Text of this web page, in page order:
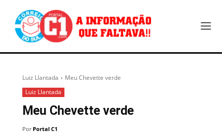
Luiz Llantada
Meu Chevette verde
Luiz Llantada
Meu Chevette verde
Por Portal C1